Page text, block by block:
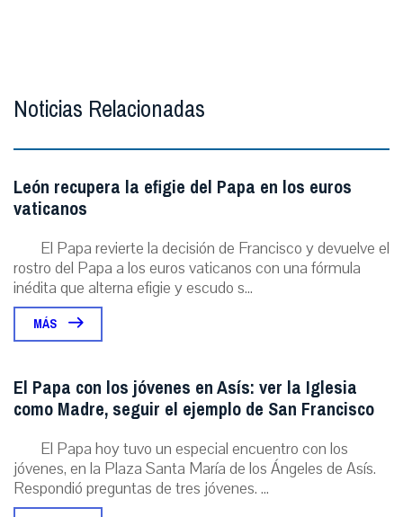
Noticias Relacionadas
León recupera la efigie del Papa en los euros
vaticanos
El Papa revierte la decisión de Francisco y devuelve el
rostro del Papa a los euros vaticanos con una fórmula
inédita que alterna efigie y escudo s...
MÁS
El Papa con los jóvenes en Asís: ver la Iglesia
como Madre, seguir el ejemplo de San Francisco
El Papa hoy tuvo un especial encuentro con los
jóvenes, en la Plaza Santa María de los Ángeles de Asís.
Respondió preguntas de tres jóvenes. ...